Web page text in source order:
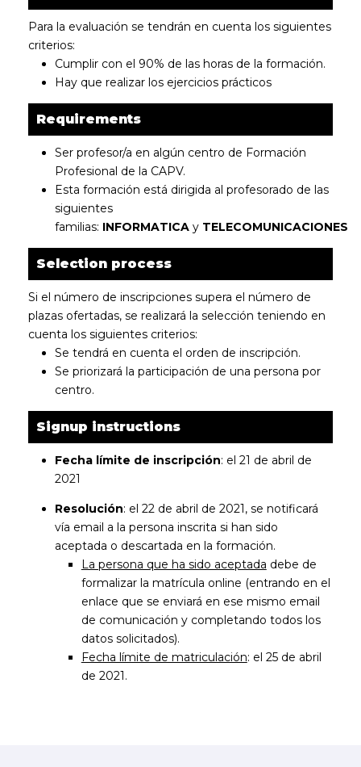
Para la evaluación se tendrán en cuenta los siguientes
criterios:
Cumplir con el 90% de las horas de la formación.
Hay que realizar los ejercicios prácticos
Requirements
Ser profesor/a en algún centro de Formación
Profesional de la CAPV.
Esta formación está dirigida al profesorado de las
siguientes
familias: INFORMATICA y TELECOMUNICACIONES
Selection process
Si el número de inscripciones supera el número de
plazas ofertadas, se realizará la selección teniendo en
cuenta los siguientes criterios:
Se tendrá en cuenta el orden de inscripción.
Se priorizará la participación de una persona por
centro.
Signup instructions
Fecha límite de inscripción: el 21 de abril de
2021
Resolución: el 22 de abril de 2021, se notificará
vía email a la persona inscrita si han sido
aceptada o descartada en la formación.
La persona que ha sido aceptada debe de
formalizar la matrícula online (entrando en el
enlace que se enviará en ese mismo email
de comunicación y completando todos los
datos solicitados).
Fecha límite de matriculación: el 25 de abril
de 2021.